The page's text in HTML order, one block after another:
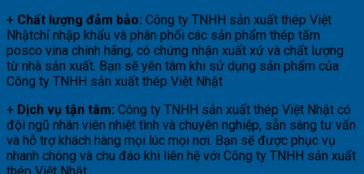
+ Chất lượng đảm bảo: Công ty TNHH sản xuất thép Việt
Nhậtchỉ nhập khẩu và phân phối các sản phẩm thép tấm
posco vina chính hãng, có chứng nhận xuất xứ và chất lượng
từ nhà sản xuất. Bạn sẽ yên tâm khi sử dụng sản phẩm của
Công ty TNHH sản xuất thép Việt Nhật
+ Dịch vụ tận tâm: Công ty TNHH sản xuất thép Việt Nhật có
đội ngũ nhân viên nhiệt tình và chuyên nghiệp, sẵn sàng tư vấn
và hỗ trợ khách hàng mọi lúc mọi nơi. Bạn sẽ được phục vụ
nhanh chóng và chu đáo khi liên hệ với Công ty TNHH sản xuất